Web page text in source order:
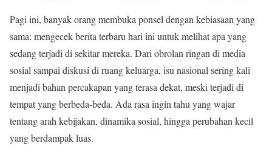
Pagi ini, banyak orang membuka ponsel dengan kebiasaan yang
sama: mengecek berita terbaru hari ini untuk melihat apa yang
sedang terjadi di sekitar mereka. Dari obrolan ringan di media
sosial sampai diskusi di ruang keluarga, isu nasional sering kali
menjadi bahan percakapan yang terasa dekat, meski terjadi di
tempat yang berbeda-beda. Ada rasa ingin tahu yang wajar
tentang arah kebijakan, dinamika sosial, hingga perubahan kecil
yang berdampak luas.